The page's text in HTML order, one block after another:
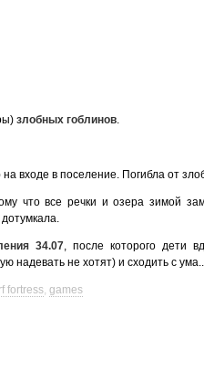
злобных гоблинов.
на входе в поселение. Погибла от
что все речки и озера зимой
34.07, после которого дети
надевать не хотят) и сходить с ума..
fortress, games